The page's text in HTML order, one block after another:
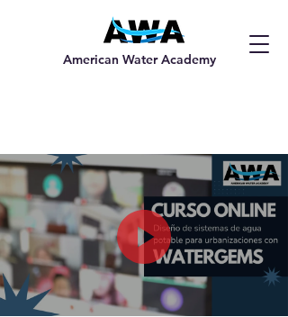
American Water Academy